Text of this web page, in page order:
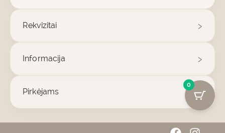
Rekvizitai
Informacija
Pirkėjams
F
I
0